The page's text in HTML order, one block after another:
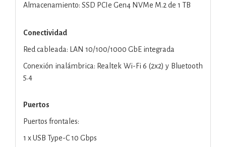
Almacenamiento: SSD PCIe Gen4 NVMe M.2 de 1 TB
Conectividad
Red cableada: LAN 10/100/1000 GbE integrada
Conexión inalámbrica: Realtek Wi-Fi 6 (2x2) y Bluetooth
5.4
Puertos
Puertos frontales:
1 x USB Type-C 10 Gbps